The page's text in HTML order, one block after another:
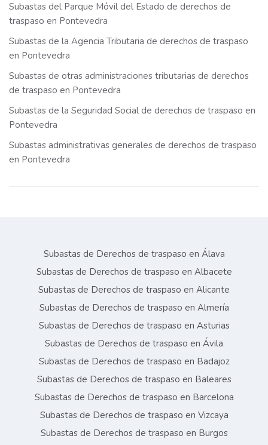
Subastas del Parque Móvil del Estado de derechos de
traspaso en Pontevedra
Subastas de la Agencia Tributaria de derechos de traspaso
en Pontevedra
Subastas de otras administraciones tributarias de derechos
de traspaso en Pontevedra
Subastas de la Seguridad Social de derechos de traspaso en
Pontevedra
Subastas administrativas generales de derechos de traspaso
en Pontevedra
Subastas de Derechos de traspaso en Álava
Subastas de Derechos de traspaso en Albacete
Subastas de Derechos de traspaso en Alicante
Subastas de Derechos de traspaso en Almería
Subastas de Derechos de traspaso en Asturias
Subastas de Derechos de traspaso en Ávila
Subastas de Derechos de traspaso en Badajoz
Subastas de Derechos de traspaso en Baleares
Subastas de Derechos de traspaso en Barcelona
Subastas de Derechos de traspaso en Vizcaya
Subastas de Derechos de traspaso en Burgos